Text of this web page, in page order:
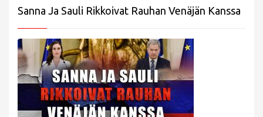
Sanna Ja Sauli Rikkoivat Rauhan Venäjän Kanssa